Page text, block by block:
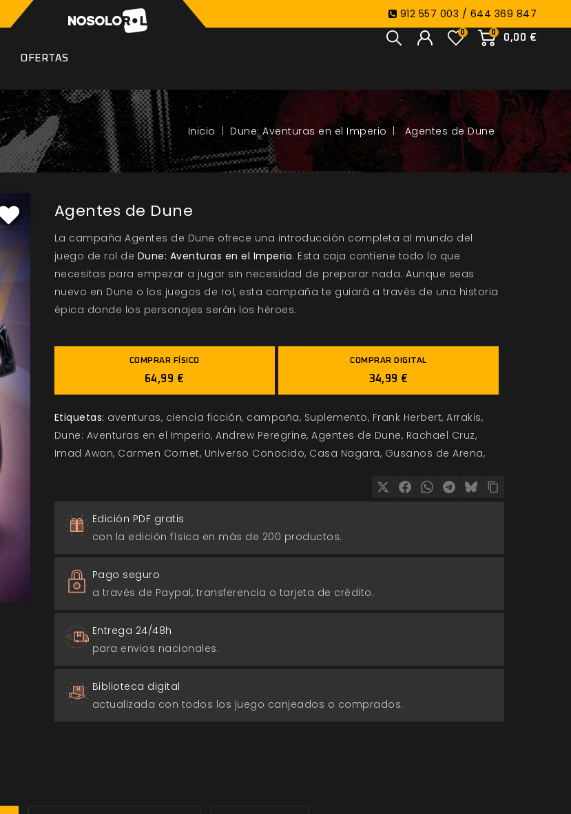
912 557 003 / 644 369 847
0
0,00 €
0
OFERTAS
Dune: Aventuras en el Imperio Agentes de Dune
Agentes de Dune
La campaña Agentes de Dune ofrece una introducción completa al mundo del
juego de rol de Dune: Aventuras en el Imperio. Esta caja contiene todo lo que
necesitas para empezar a jugar sin necesidad de preparar nada. Aunque seas
nuevo en Dune o los juegos de rol, esta campaña te guiará a través de una historia
épica donde los personajes serán los héroes.
COMPRAR FÍSICO
64,99 €
COMPRAR DIGITAL
34,99 €
Etiquetas: aventuras ciencia ficción campaña Suplemento Frank Herbert Arrakis
Dune: Aventuras en el Imperio Andrew Peregrine Agentes de Dune Rachael Cruz
Imad Awan Carmen Cornet Universo Conocido Casa Nagara Gusanos de Arena
Edición PDF gratis
con la edición física en más de 200 productos.
Pago seguro
a través de Paypal, transferencia o tarjeta de crédito.
Entrega 24/48h
para envios nacionales.
Biblioteca digital
actualizada con todos los juego canjeados o comprados.